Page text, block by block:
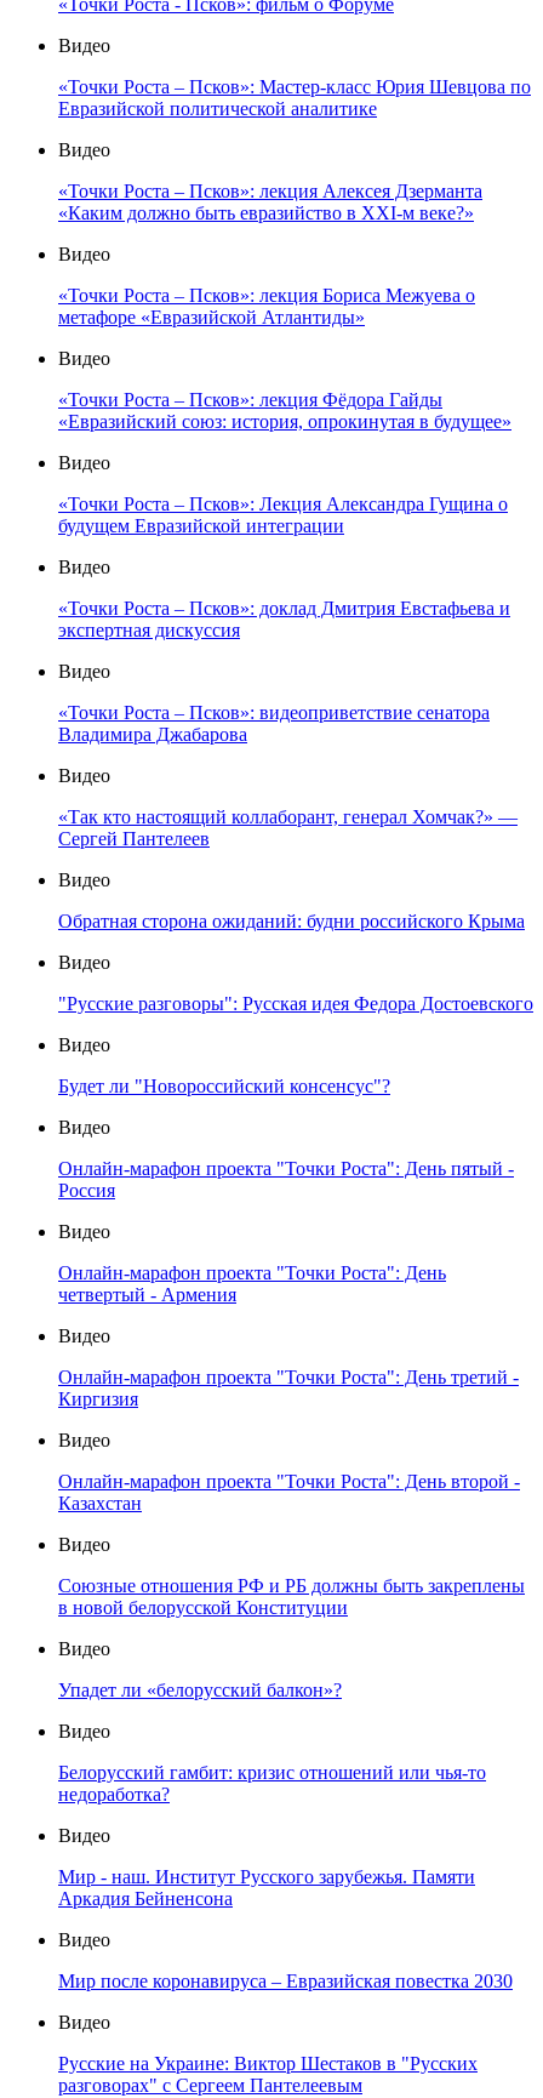
«Точки Роста - Псков»: фильм о Форуме
Видео
«Точки Роста – Псков»: Мастер-класс Юрия Шевцова по
Евразийской политической аналитике
Видео
«Точки Роста – Псков»: лекция Алексея Дзерманта
«Каким должно быть евразийство в XXI-м веке?»
Видео
«Точки Роста – Псков»: лекция Бориса Межуева о
метафоре «Евразийской Атлантиды»
Видео
«Точки Роста – Псков»: лекция Фёдора Гайды
«Евразийский союз: история, опрокинутая в будущее»
Видео
«Точки Роста – Псков»: Лекция Александра Гущина о
будущем Евразийской интеграции
Видео
«Точки Роста – Псков»: доклад Дмитрия Евстафьева и
экспертная дискуссия
Видео
«Точки Роста – Псков»: видеоприветствие сенатора
Владимира Джабарова
Видео
«Так кто настоящий коллаборант, генерал Хомчак?» —
Сергей Пантелеев
Видео
Обратная сторона ожиданий: будни российского Крыма
Видео
"Русские разговоры": Русская идея Федора Достоевского
Видео
Будет ли "Новороссийский консенсус"?
Видео
Онлайн-марафон проекта "Точки Роста": День пятый -
Россия
Видео
Онлайн-марафон проекта "Точки Роста": День
четвертый - Армения
Видео
Онлайн-марафон проекта "Точки Роста": День третий -
Киргизия
Видео
Онлайн-марафон проекта "Точки Роста": День второй -
Казахстан
Видео
Союзные отношения РФ и РБ должны быть закреплены
в новой белорусской Конституции
Видео
Упадет ли «белорусский балкон»?
Видео
Белорусский гамбит: кризис отношений или чья-то
недоработка?
Видео
Мир - наш. Институт Русского зарубежья. Памяти
Аркадия Бейненсона
Видео
Мир после коронавируса – Евразийская повестка 2030
Видео
Русские на Украине: Виктор Шестаков в "Русских
разговорах" с Сергеем Пантелеевым